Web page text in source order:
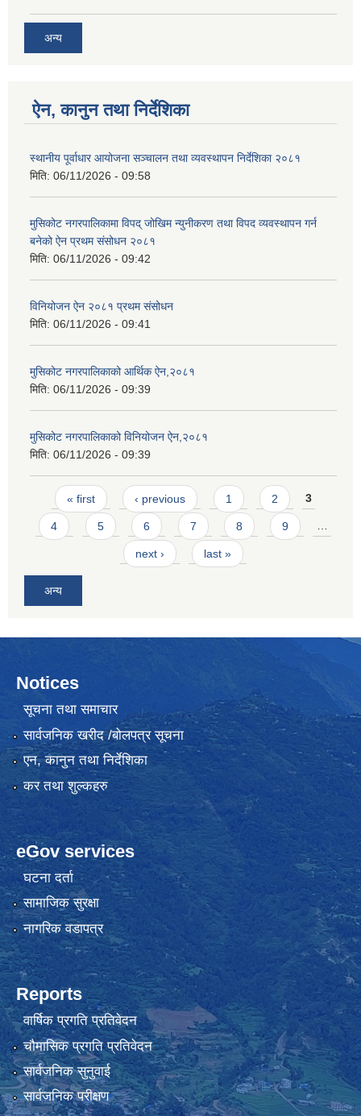
अन्य
ऐन, कानुन तथा निर्देशिका
स्थानीय पूर्वाधार आयोजना सञ्चालन तथा व्यवस्थापन निर्देशिका २०८१
मिति: 06/11/2026 - 09:58
मुसिकोट नगरपालिकामा विपद् जोखिम न्युनीकरण तथा विपद व्यवस्थापन गर्न
बनेको ऐन प्रथम संसोधन २०८१
मिति: 06/11/2026 - 09:42
विनियोजन ऐन २०८१ प्रथम संसोधन
मिति: 06/11/2026 - 09:41
मुसिकोट नगरपालिकाको आर्थिक ऐन,२०८१
मिति: 06/11/2026 - 09:39
मुसिकोट नगरपालिकाको विनियोजन ऐन,२०८१
मिति: 06/11/2026 - 09:39
Pages
« first ‹ previous 1 2 3
4 5 6 7 8 9 …
next › last »
अन्य
Notices
सूचना तथा समाचार
सार्वजनिक खरीद /बोलपत्र सूचना
एन, कानुन तथा निर्देशिका
कर तथा शुल्कहरु
eGov services
घटना दर्ता
सामाजिक सुरक्षा
नागरिक वडापत्र
Reports
वार्षिक प्रगति प्रतिवेदन
चौमासिक प्रगति प्रतिवेदन
सार्वजनिक सुनुवाई
सार्वजनिक परीक्षण